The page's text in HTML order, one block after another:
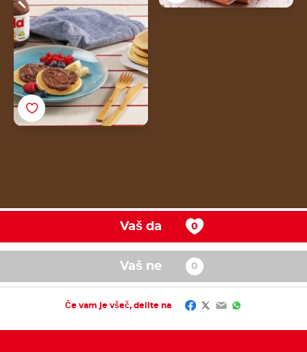
Vaš da
Vaš ne
Če vam je všeč, delite na Facebook
Twitter
EmailWhatsApp